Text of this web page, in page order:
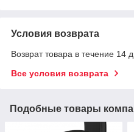
Условия возврата
Возврат товара в течение 14
Все условия возврата
Подобные товары